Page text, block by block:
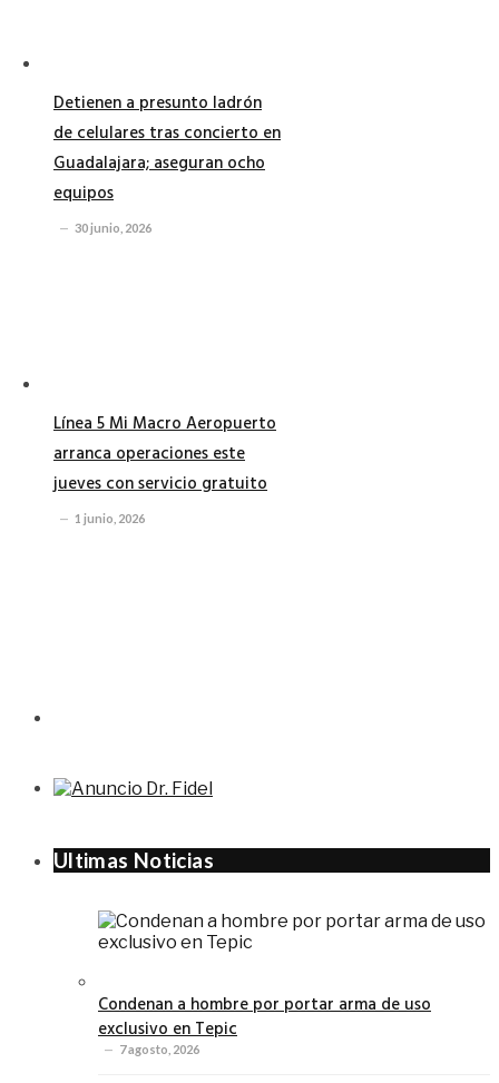
Detienen a presunto ladrón
de celulares tras concierto en
Guadalajara; aseguran ocho
equipos
30 junio, 2026
Línea 5 Mi Macro Aeropuerto
arranca operaciones este
jueves con servicio gratuito
1 junio, 2026
Ultimas Noticias
Condenan a hombre por portar arma de uso
exclusivo en Tepic
7 agosto, 2026